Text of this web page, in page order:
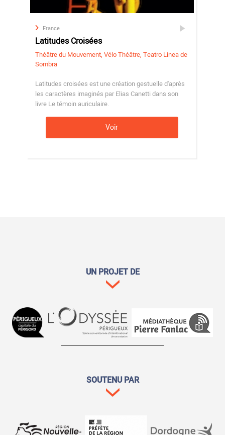
France
Latitudes Croisées
Théâtre du Mouvement, Vélo Théâtre, Teatro Linea de
Sombra
Latitudes croisées est une création gestuelle d'après
les caractères imaginés par Elias Canetti dans son
livre Le témoin auriculaire.
Voir
UN PROJET DE
SOUTENU PAR